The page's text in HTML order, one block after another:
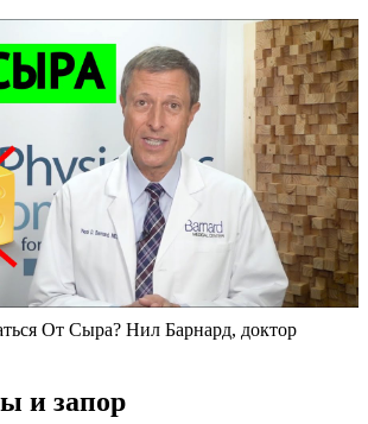
От Сыра? Нил Барнард, доктор
и запор